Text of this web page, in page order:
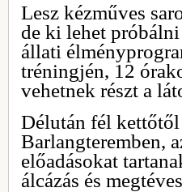
Lesz kézműves
de ki lehet
állati
tréningjén, 12
vehetnek részt a
Délután fél kettőtől
Barlangteremben,
előadásokat
álcázás és